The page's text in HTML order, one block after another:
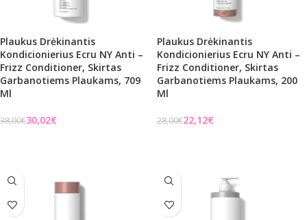
Plaukus Drėkinantis
Kondicionierius Ecru NY Anti –
Frizz Conditioner, Skirtas
Garbanotiems Plaukams, 709
Ml
38,00€30,02€
Plaukus Drėkinantis
Kondicionierius Ecru NY Anti –
Frizz Conditioner, Skirtas
Garbanotiems Plaukams, 200
Ml
28,00€22,12€